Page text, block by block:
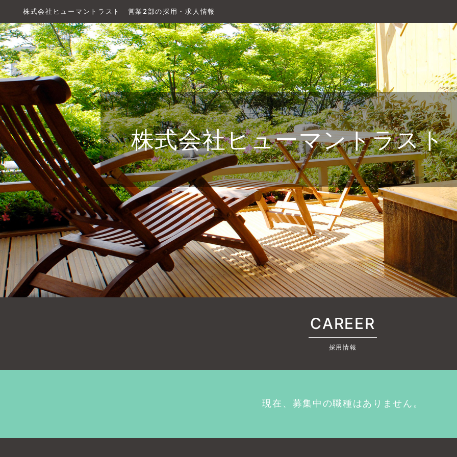
株式会社ヒューマントラスト 営業2部の採用・求人情報
株式会社ヒューマントラス
CAREER
採用情報
現在、募集中の職種はありません。